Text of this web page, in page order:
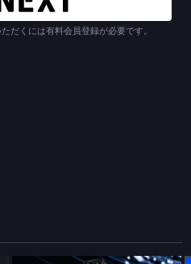
袴田吉彦、中島歩ら個性豊かなキャ
識の低い“昭和のおじさん”の市郎か
が飛び出す。しかし、そんな市郎の
気持ちという変わらないものもあ
そしてタイムスリップしたことで出
ディ！
だくには有料会員登録が必要です。